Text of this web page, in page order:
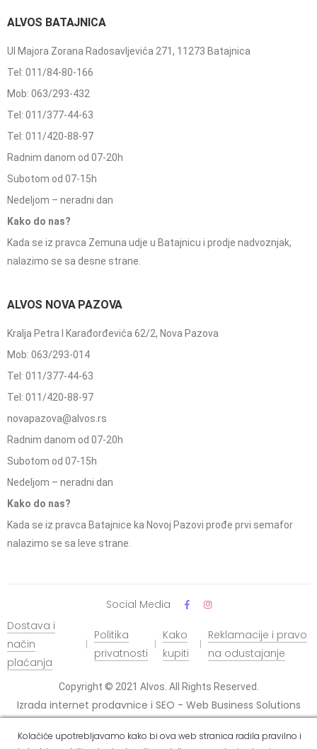
ALVOS BATAJNICA
Ul Majora Zorana Radosavljevića 271, 11273 Batajnica
Tel: 011/84-80-166
Mob: 063/293-432
Tel: 011/377-44-63
Tel: 011/420-88-97
Radnim danom od 07-20h
Subotom od 07-15h
Nedeljom – neradni dan
Kako do nas?
Kada se iz pravca Zemuna udje u Batajnicu i prodje nadvoznjak,
nalazimo se sa desne strane.
ALVOS NOVA PAZOVA
Kralja Petra I Karađorđevića 62/2, Nova Pazova
Mob: 063/293-014
Tel: 011/377-44-63
Tel: 011/420-88-97
novapazova@alvos.rs
Radnim danom od 07-20h
Subotom od 07-15h
Nedeljom – neradni dan
Kako do nas?
Kada se iz pravca Batajnice ka Novoj Pazovi prođe prvi semafor
nalazimo se sa leve strane.
Copyright © 2021 Alvos. All Rights Reserved.
Izrada internet prodavnice i SEO - Web Business Solutions
Dostava i
način
plaćanja
Politika
privatnosti
Kako
kupiti
Reklamacije i pravo
na odustajanje
Social Media
Kolačiće upotrebljavamo kako bi ova web stranica radila pravilno i